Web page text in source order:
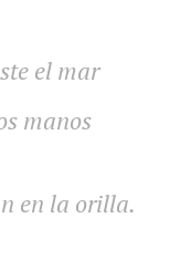
el mar
manos
en la orilla.